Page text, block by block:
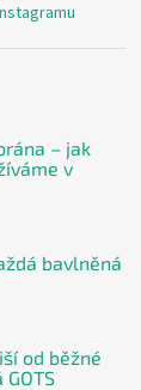
– jak
v
bavlněná
od běžné